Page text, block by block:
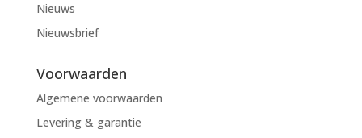
Nieuws
Nieuwsbrief
Voorwaarden
Algemene voorwaarden
Levering & garantie